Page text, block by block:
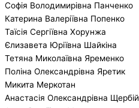
Софія Володимирівна Панченко
Катерина Валеріївна Попенко
Таїсія Сергіївна Хорунжа
Єлизавета Юріївна Шайкіна
Тетяна Миколаївна Яременко
Поліна Олександрівна Яретик
Микита Меркотан
Анастасія Олександрівна Щербій